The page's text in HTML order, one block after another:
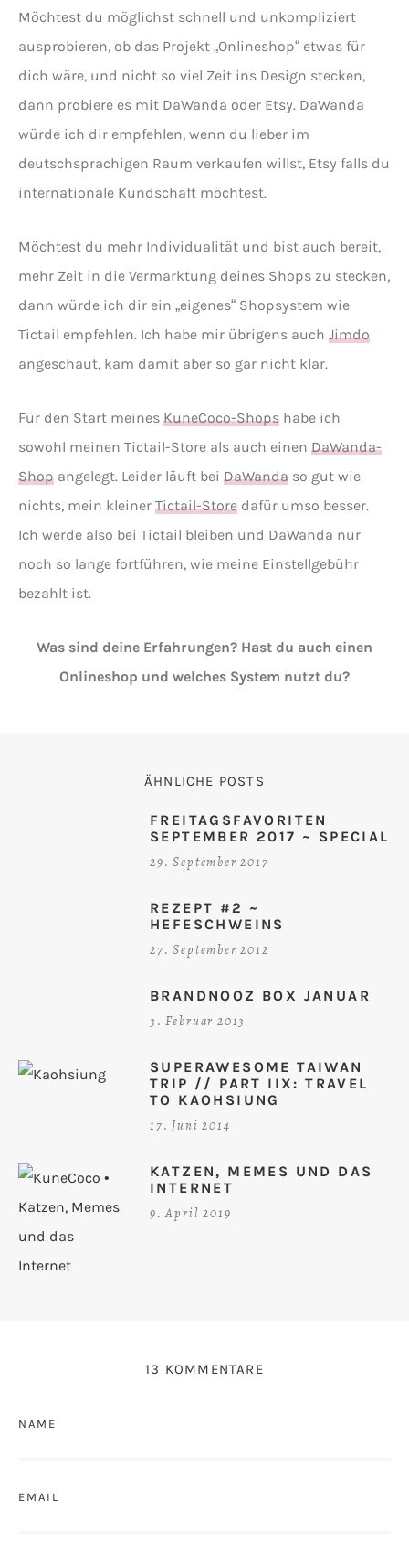
Möchtest du möglichst schnell und unkompliziert
ausprobieren, ob das Projekt „Onlineshop“ etwas für
dich wäre, und nicht so viel Zeit ins Design stecken,
dann probiere es mit DaWanda oder Etsy. DaWanda
würde ich dir empfehlen, wenn du lieber im
deutschsprachigen Raum verkaufen willst, Etsy falls du
internationale Kundschaft möchtest.
Möchtest du mehr Individualität und bist auch bereit,
mehr Zeit in die Vermarktung deines Shops zu stecken,
dann würde ich dir ein „eigenes“ Shopsystem wie
Tictail empfehlen. Ich habe mir übrigens auch Jimdo
angeschaut, kam damit aber so gar nicht klar.
Für den Start meines KuneCoco-Shops habe ich
sowohl meinen Tictail-Store als auch einen DaWanda-
Shop angelegt. Leider läuft bei DaWanda so gut wie
nichts, mein kleiner Tictail-Store dafür umso besser.
Ich werde also bei Tictail bleiben und DaWanda nur
noch so lange fortführen, wie meine Einstellgebühr
bezahlt ist.
Was sind deine Erfahrungen? Hast du auch einen
Onlineshop und welches System nutzt du?
ÄHNLICHE POSTS
FREITAGSFAVORITEN
SEPTEMBER 2017 ~ SPECIAL
29. September 2017
REZEPT #2 ~
HEFESCHWEINS
27. September 2012
BRANDNOOZ BOX JANUAR
3. Februar 2013
SUPERAWESOME TAIWAN
TRIP // PART IIX: TRAVEL
TO KAOHSIUNG
17. Juni 2014
KATZEN, MEMES UND DAS
INTERNET
9. April 2019
13 KOMMENTARE
NAME
EMAIL